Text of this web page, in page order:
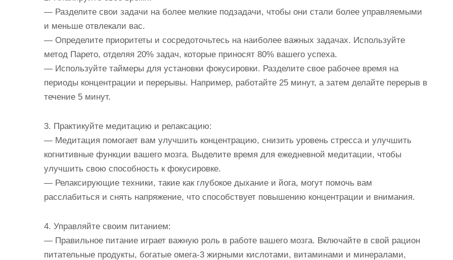
— Разделите свои задачи на более мелкие подзадачи, чтобы они стали более управляемыми
и меньше отвлекали вас.
— Определите приоритеты и сосредоточьтесь на наиболее важных задачах. Используйте
метод Парето, отделяя 20% задач, которые приносят 80% вашего успеха.
— Используйте таймеры для установки фокусировки. Разделите свое рабочее время на
периоды концентрации и перерывы. Например, работайте 25 минут, а затем делайте перерыв в
течение 5 минут.
3. Практикуйте медитацию и релаксацию:
— Медитация помогает вам улучшить концентрацию, снизить уровень стресса и улучшить
когнитивные функции вашего мозга. Выделите время для ежедневной медитации, чтобы
улучшить свою способность к фокусировке.
— Релаксирующие техники, такие как глубокое дыхание и йога, могут помочь вам
расслабиться и снять напряжение, что способствует повышению концентрации и внимания.
4. Управляйте своим питанием:
— Правильное питание играет важную роль в работе вашего мозга. Включайте в свой рацион
питательные продукты, богатые омега-3 жирными кислотами, витаминами и минералами,